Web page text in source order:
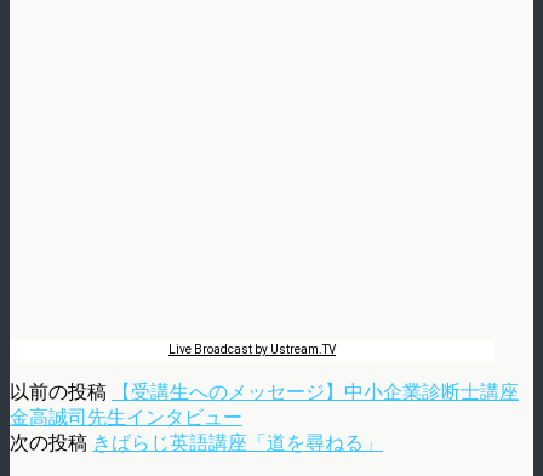
Live Broadcast by Ustream.TV
以前の投稿
【受講生へのメッセージ】中小企業診断士講座
金高誠司先生インタビュー
次の投稿 きばらじ英語講座「道を尋ねる」